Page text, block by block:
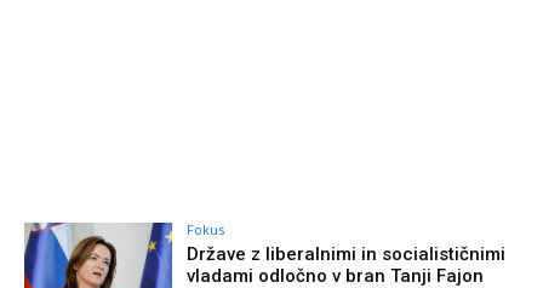
Fokus
Države z liberalnimi in socialističnimi
vladami odločno v bran Tanji Fajon